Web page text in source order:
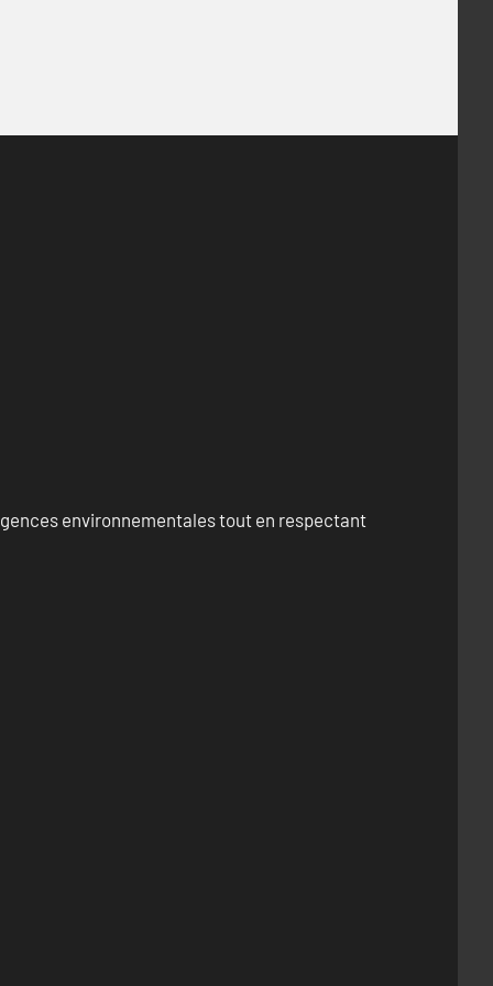
environnementales tout en respectant